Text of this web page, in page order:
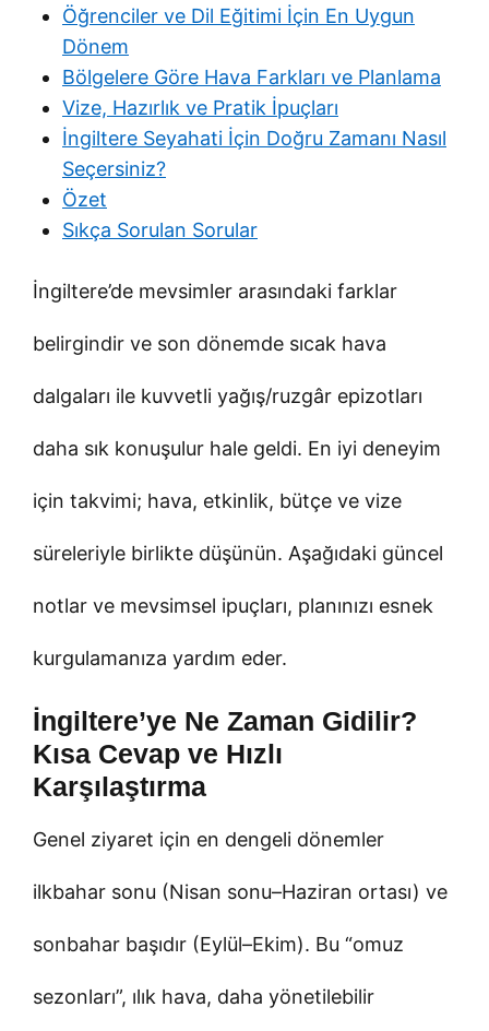
Öğrenciler ve Dil Eğitimi İçin En Uygun
Dönem
Bölgelere Göre Hava Farkları ve Planlama
Vize, Hazırlık ve Pratik İpuçları
İngiltere Seyahati İçin Doğru Zamanı Nasıl
Seçersiniz?
Özet
Sıkça Sorulan Sorular
İngiltere’de mevsimler arasındaki farklar
belirgindir ve son dönemde sıcak hava
dalgaları ile kuvvetli yağış/ruzgâr epizotları
daha sık konuşulur hale geldi. En iyi deneyim
için takvimi; hava, etkinlik, bütçe ve vize
süreleriyle birlikte düşünün. Aşağıdaki güncel
notlar ve mevsimsel ipuçları, planınızı esnek
kurgulamanıza yardım eder.
İngiltere’ye Ne Zaman Gidilir?
Kısa Cevap ve Hızlı
Karşılaştırma
Genel ziyaret için en dengeli dönemler
ilkbahar sonu (Nisan sonu–Haziran ortası) ve
sonbahar başıdır (Eylül–Ekim). Bu “omuz
sezonları”, ılık hava, daha yönetilebilir